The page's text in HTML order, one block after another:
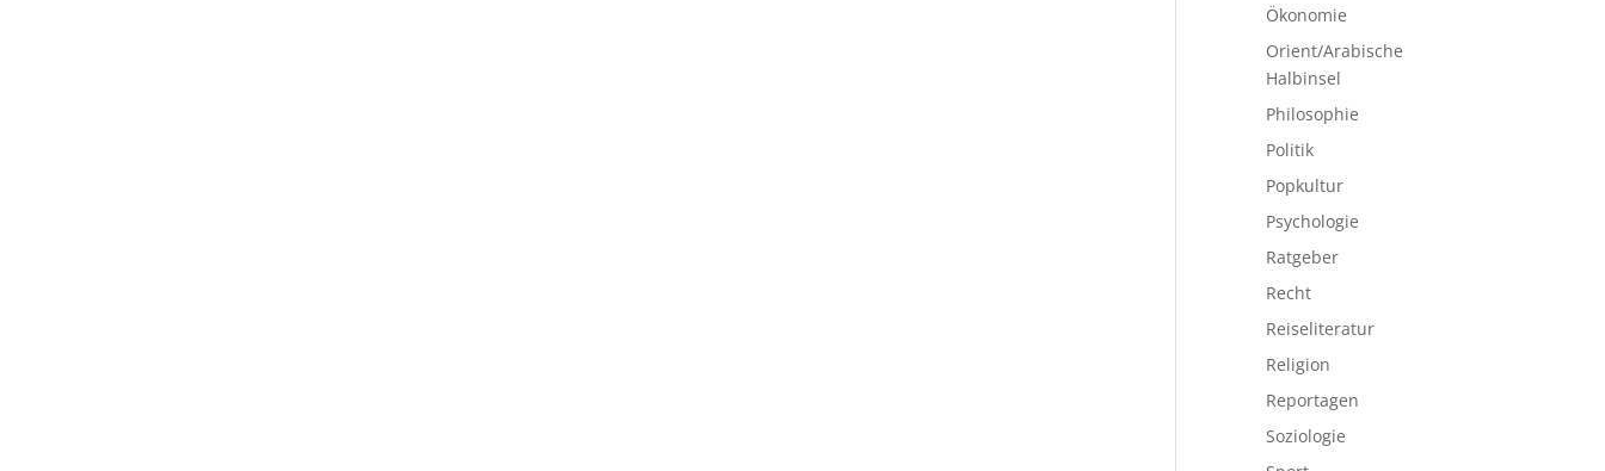
Ökonomie
Orient/Arabische
Halbinsel
Philosophie
Politik
Popkultur
Psychologie
Ratgeber
Recht
Reiseliteratur
Religion
Reportagen
Soziologie